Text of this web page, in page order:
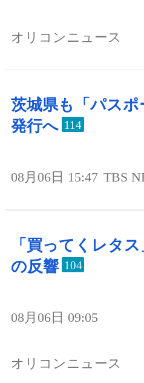
オリコンニュース
茨城県も「パスポ
発行へ 114
08月06日 15:47 TBS
「買ってくレタ
の反響 104
08月06日 09:05
オリコンニュース